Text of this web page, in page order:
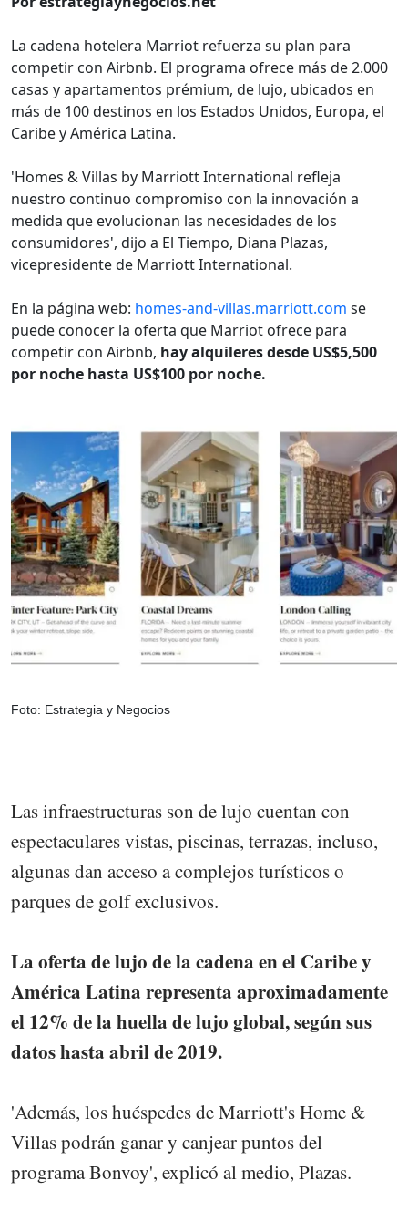
La cadena hotelera Marriot refuerza su plan para
competir con Airbnb. El programa ofrece más de 2.000
casas y apartamentos prémium, de lujo, ubicados en
más de 100 destinos en los Estados Unidos, Europa, el
Caribe y América Latina.
'Homes & Villas by Marriott International refleja
nuestro continuo compromiso con la innovación a
medida que evolucionan las necesidades de los
consumidores', dijo a El Tiempo, Diana Plazas,
vicepresidente de Marriott International.
En la página web: homes-and-villas.marriott.com se
puede conocer la oferta que Marriot ofrece para
competir con Airbnb, hay alquileres desde US$5,500
por noche hasta US$100 por noche.
Foto: Estrategia y Negocios
Las infraestructuras son de lujo cuentan con
espectaculares vistas, piscinas, terrazas, incluso,
algunas dan acceso a complejos turísticos o
parques de golf exclusivos.
La oferta de lujo de la cadena en el Caribe y
América Latina representa aproximadamente
el 12% de la huella de lujo global, según sus
datos hasta abril de 2019.
'Además, los huéspedes de Marriott's Home &
Villas podrán ganar y canjear puntos del
programa Bonvoy', explicó al medio, Plazas.